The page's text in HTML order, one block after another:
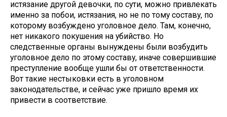
истязание другой девочки, по сути, можно привлекать
именно за побои, истязания, но не по тому составу, по
которому возбуждено уголовное дело. Там, конечно,
нет никакого покушения на убийство. Но
следственные органы вынуждены были возбудить
уголовное дело по этому составу, иначе совершившие
преступление вообще ушли бы от ответственности.
Вот такие нестыковки есть в уголовном
законодательстве, и сейчас уже пришло время их
привести в соответствие.